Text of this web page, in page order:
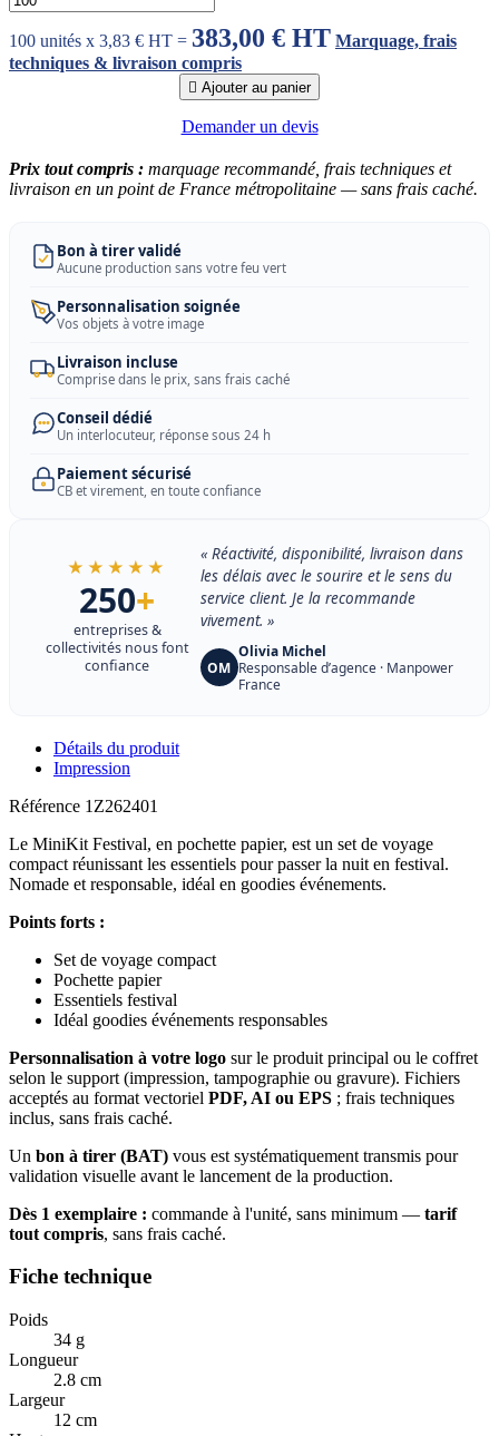
100 unités x 3,83 € HT = 383,00 € HT Marquage, frais
techniques & livraison compris
 Ajouter au panier
Demander un devis
Prix tout compris : marquage recommandé, frais techniques et
livraison en un point de France métropolitaine — sans frais caché.
Bon à tirer validé
Aucune production sans votre feu vert
Personnalisation soignée
Vos objets à votre image
Livraison incluse
Comprise dans le prix, sans frais caché
Conseil dédié
Un interlocuteur, réponse sous 24 h
Paiement sécurisé
CB et virement, en toute confiance
★★★★★
250+
entreprises &
collectivités nous font
confiance
« Réactivité, disponibilité, livraison dans
les délais avec le sourire et le sens du
service client. Je la recommande
vivement. »
OM
Olivia Michel
Responsable d’agence · Manpower
France
Détails du produit
Impression
Référence 1Z262401
Le MiniKit Festival, en pochette papier, est un set de voyage
compact réunissant les essentiels pour passer la nuit en festival.
Nomade et responsable, idéal en goodies événements.
Points forts :
Set de voyage compact
Pochette papier
Essentiels festival
Idéal goodies événements responsables
Personnalisation à votre logo sur le produit principal ou le coffret
selon le support (impression, tampographie ou gravure). Fichiers
acceptés au format vectoriel PDF, AI ou EPS ; frais techniques
inclus, sans frais caché.
Un bon à tirer (BAT) vous est systématiquement transmis pour
validation visuelle avant le lancement de la production.
Dès 1 exemplaire : commande à l'unité, sans minimum — tarif
tout compris, sans frais caché.
Fiche technique
Poids
34 g
Longueur
2.8 cm
Largeur
12 cm